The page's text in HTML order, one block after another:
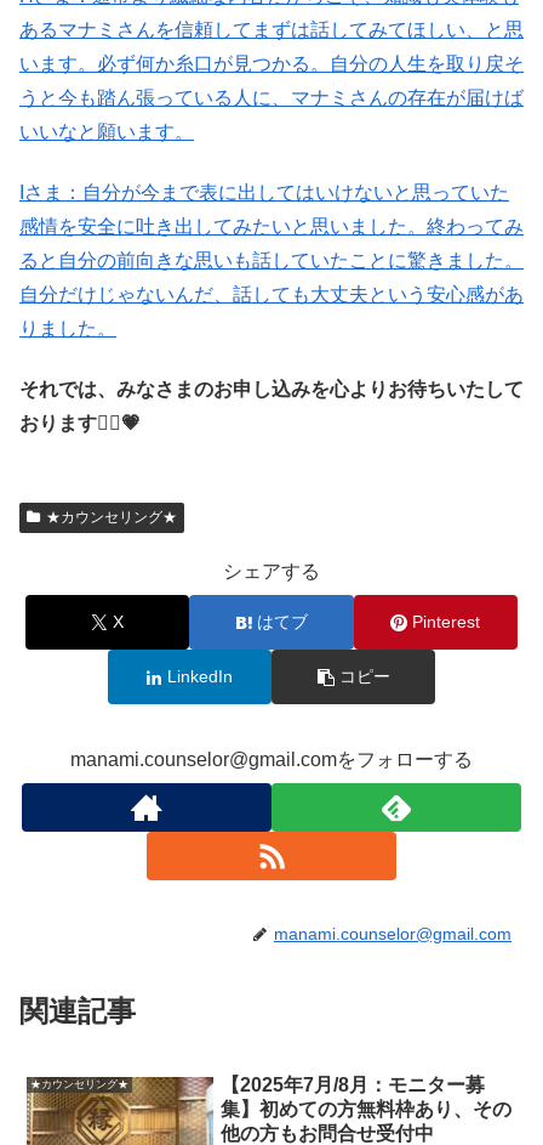
あるマナミさんを信頼してまずは話してみてほしい、と思
います。必ず何か糸口が見つかる。自分の人生を取り戻そ
うと今も踏ん張っている人に、マナミさんの存在が届けば
いいなと願います。
Iさま：自分が今まで表に出してはいけないと思っていた
感情を安全に吐き出してみたいと思いました。終わってみ
ると自分の前向きな思いも話していたことに驚きました。
自分だけじゃないんだ、話しても大丈夫という安心感があ
りました。
それでは、みなさまのお申し込みを心よりお待ちいたして
おります🙇‍♀️💗
★カウンセリング★
シェアする
X はてブ Pinterest
LinkedIn コピー
manami.counselor@gmail.comをフォローする
manami.counselor@gmail.com
関連記事
★カウンセリング★
【2025年7月/8月：モニター募
集】初めての方無料枠あり、その
他の方もお問合せ受付中